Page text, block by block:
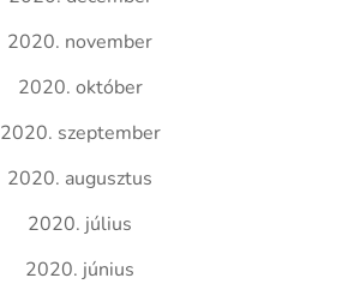
2020. november
2020. október
2020. szeptember
2020. augusztus
2020. július
2020. június